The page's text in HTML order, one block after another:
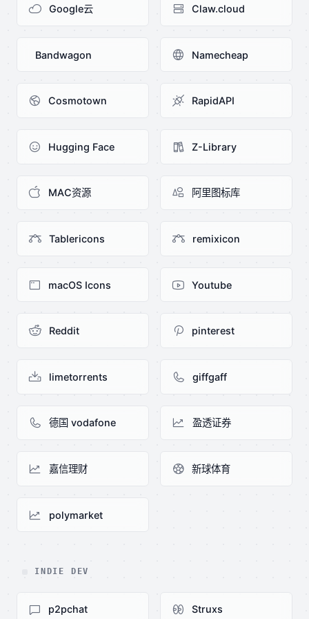
Google云 Claw.cloud
Bandwagon Namecheap
Cosmotown RapidAPI
Hugging Face Z-Library
MAC资源 阿里图标库
Tablericons remixicon
macOS Icons Youtube
Reddit pinterest
limetorrents giffgaff
德国 vodafone 盈透证券
嘉信理财 新球体育
polymarket
INDIE DEV
p2pchat Struxs